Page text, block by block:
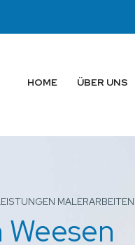
HOME ÜBER UNS
MALERARBEITEN